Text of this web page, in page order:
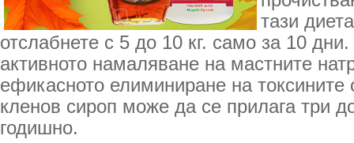
тази
отслабнете с 5 до 10 кг. само за 10
активното намаляване на мастните
ефикасното елиминиране на токсините
кленов сироп може да се прилага три
годишно.